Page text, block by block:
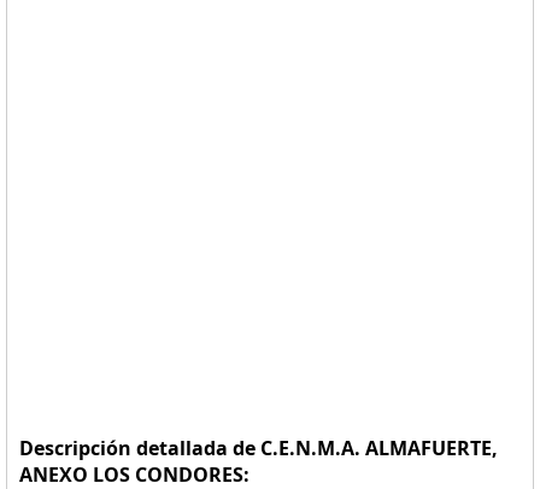
Descripción detallada de C.E.N.M.A. ALMAFUERTE,
ANEXO LOS CONDORES: